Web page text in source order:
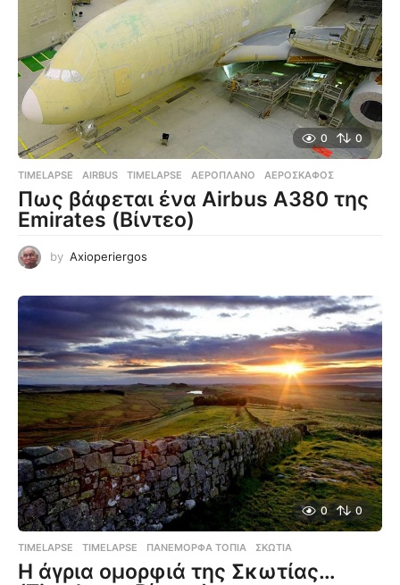
0 0
TIMELAPSE AIRBUS ,TIMELAPSE ,ΑΕΡΟΠΛΆΝΟ ,ΑΕΡΟΣΚΆΦΟΣ
Πως βάφεται ένα Airbus A380 της
Emirates (Βίντεο)
by Axioperiergos
0 0
TIMELAPSE TIMELAPSE ,ΠΑΝΈΜΟΡΦΑ ΤΟΠΊΑ ,ΣΚΩΤΊΑ
Η άγρια ομορφιά της Σκωτίας…